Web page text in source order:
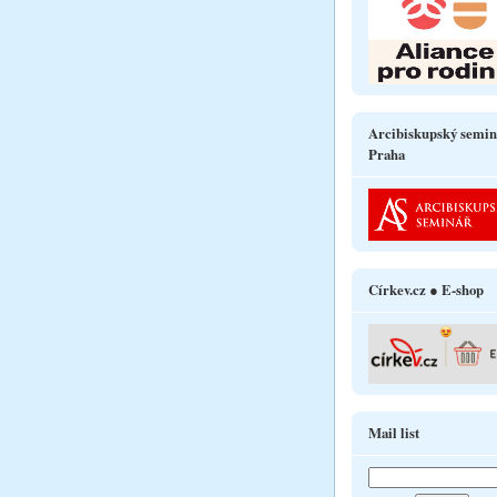
Arcibiskupský
Praha
Církev.cz ● E-shop
Mail list